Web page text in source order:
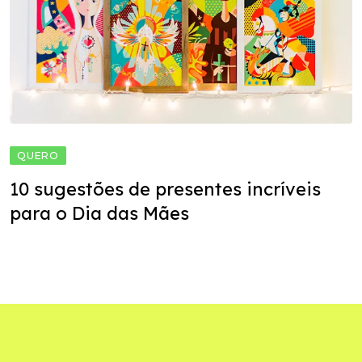
QUERO
10 sugestões de presentes incríveis
para o Dia das Mães